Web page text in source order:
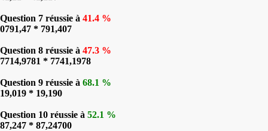
Question 7 réussie à 41.4 %
0791,47 * 791,407
Question 8 réussie à 47.3 %
7714,9781 * 7741,1978
Question 9 réussie à 68.1 %
19,019 * 19,190
Question 10 réussie à 52.1 %
87,247 * 87,24700